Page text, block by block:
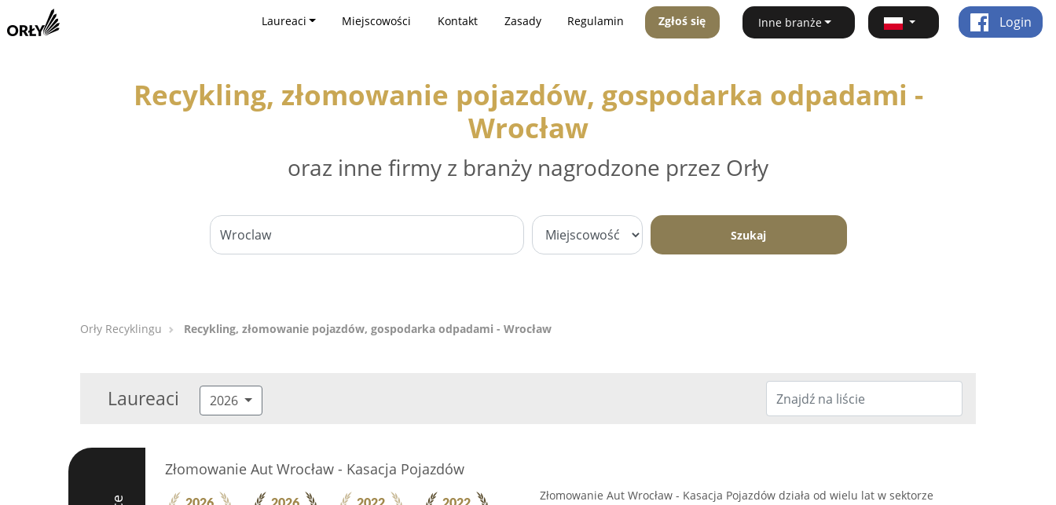
Laureaci Miejscowości Kontakt Zasady Regulamin Zgłoś się Inne branże Login
Recykling, złomowanie pojazdów, gospodarka odpadami -
Wrocław
oraz inne firmy z branży nagrodzone przez Orły
Szukaj
Orły Recyklingu Recykling, złomowanie pojazdów, gospodarka odpadami - Wrocław
Laureaci 2026
Złomowanie Aut Wrocław - Kasacja Pojazdów
Złomowanie Aut Wrocław - Kasacja Pojazdów działa od wielu lat w sektorze